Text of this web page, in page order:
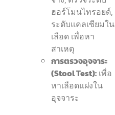
ฮอร์โมนไทรอยด์,
ระดับแคลเซียมใน
เลือด เพื่อหา
สาเหตุ
การตรวจอุจจาระ
(Stool Test): เพื่อ
หาเลือดแฝงใน
อุจจาระ